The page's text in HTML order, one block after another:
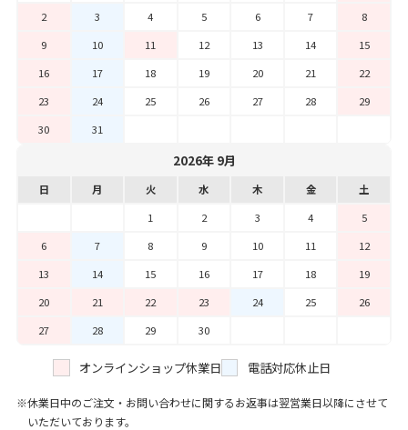
2
3 4 5 6 7
8
9
10 11 12 13 14
15
16
17 18 19 20 21
22
23
24 25 26 27 28
29
30
31
2026年 9月
日 月 火 水 木 金
土
1
2 3 4
5
6
7 8 9 10 11
12
13
14 15 16 17 18
19
20
21 22 23 24 25
26
27
28 29 30
オンラインショップ休業日 電話対応休止日
休業日中のご注文・お問い合わせに関するお返事は翌営業日以降にさせて
いただいております。